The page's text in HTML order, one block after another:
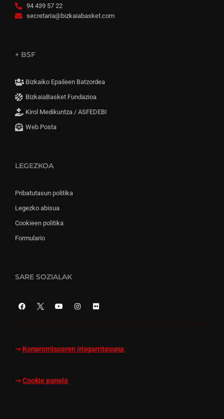
94 439 57 22
secretaria@bizkaiabasket.com
+ BSF
Bizkaiko Epaileen Batzordea
BizkaiaBasket Fundazioa
Kirol Medikuntza / ASFEDEBI
Web Posta
LEGEZKOA
Pribatutasun politika
Legezko abisua
Cookieen politika
Formulario
SARE SOZIALAK
⇒ Konpromisoaren irisgarritasuna
⇒ Cookie panela